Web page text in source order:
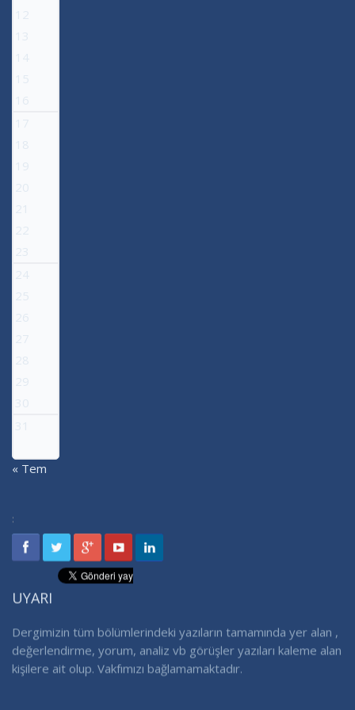
12
13
14
15
16
17
18
19
20
21
22
23
24
25
26
27
28
29
30
31
« Tem
:
UYARI
Dergimizin tüm bölümlerindeki yazıların tamamında yer alan ,
değerlendirme, yorum, analiz vb görüşler yazıları kaleme alan
kişilere ait olup. Vakfımızı bağlamamaktadır.